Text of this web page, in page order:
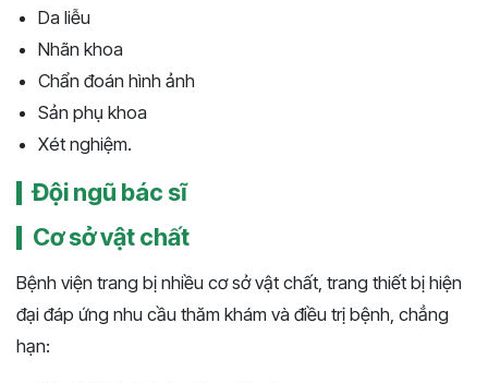
Da liễu
Nhãn khoa
Chẩn đoán hình ảnh
Sản phụ khoa
Xét nghiệm.
Đội ngũ bác sĩ
Cơ sở vật chất
Bệnh viện trang bị nhiều cơ sở vật chất, trang thiết bị hiện
đại đáp ứng nhu cầu thăm khám và điều trị bệnh, chẳng
hạn: